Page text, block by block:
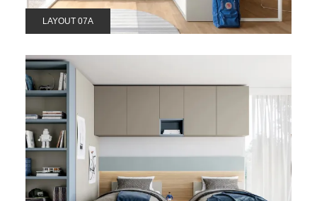
LAYOUT 07A